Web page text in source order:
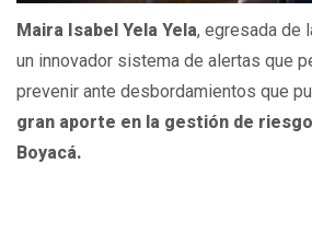
Maira Isabel Yela Yela, egresada de
un innovador sistema de alertas que
prevenir ante desbordamientos que
gran aporte en la gestión de
Boyacá.